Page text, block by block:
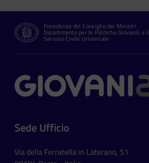
Presidenza del Consiglio dei Ministri
Dipartimento per le Politiche Giovanili e il
Servizio Civile Universale
Contatti
Sede Ufficio
Via della Ferratella in Laterano, 51